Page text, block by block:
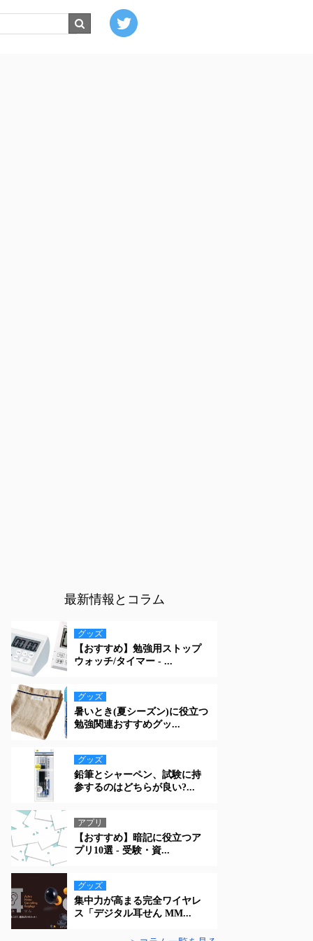
最新情報とコラム
グッズ
【おすすめ】勉強用ストップ
ウォッチ/タイマー - ...
グッズ
暑いとき(夏シーズン)に役立つ
勉強関連おすすめグッ...
グッズ
鉛筆とシャーペン、試験に持
参するのはどちらが良い?...
アプリ
【おすすめ】暗記に役立つア
プリ10選 - 受験・資...
グッズ
集中力が高まる完全ワイヤレ
ス「デジタル耳せん MM...